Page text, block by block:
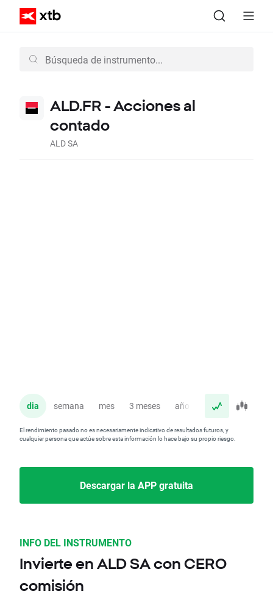
ALD.FR - Acciones al
contado
ALD SA
dia semana mes 3 meses año
El rendimiento pasado no es necesariamente indicativo de resultados futuros, y
cualquier persona que actúe sobre esta información lo hace bajo su propio riesgo.
Descargar la APP gratuita
INFO DEL INSTRUMENTO
Invierte en ALD SA con CERO
comisión